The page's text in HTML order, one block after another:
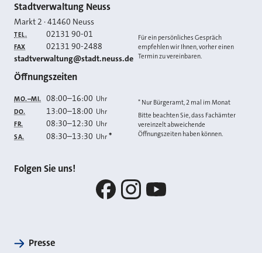
Kontakt
Stadtverwaltung Neuss
Markt 2 ·41460 Neuss
TEL. 02131 90-01
FAX 02131 90-2488
E-MAIL
stadtverwaltung@stadt.neuss.de
Für ein persönliches Gespräch
empfehlen wir Ihnen, vorher einen
Termin zu vereinbaren.
Öffnungszeiten
MO.–MI. 08:00–16:00 Uhr
DO. 13:00–18:00 Uhr
FR. 08:30–12:30 Uhr
SA. 08:30–13:30 Uhr *
* Nur Bürgeramt, 2 mal im Monat
Bitte beachten Sie, dass Fachämter
vereinzelt abweichende
Öffnungszeiten haben können.
Folgen Sie uns!
Presse